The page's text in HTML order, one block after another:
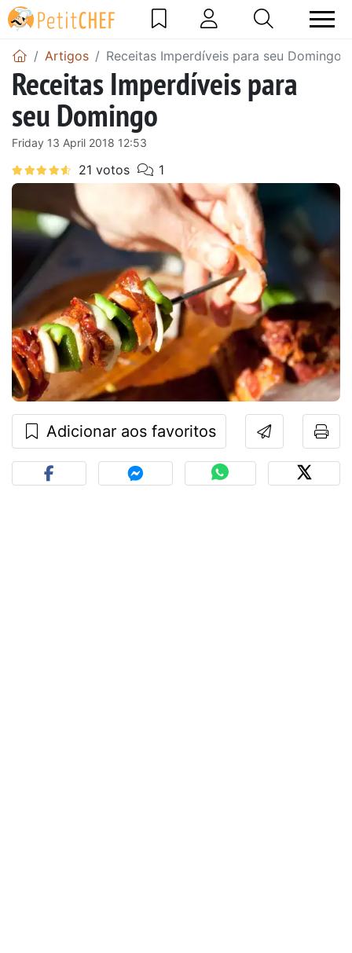
Artigos Receitas Imperdíveis para seu Domingo
Receitas Imperdíveis para
seu Domingo
Friday 13 April 2018 12:53
Adicionar aos favoritos